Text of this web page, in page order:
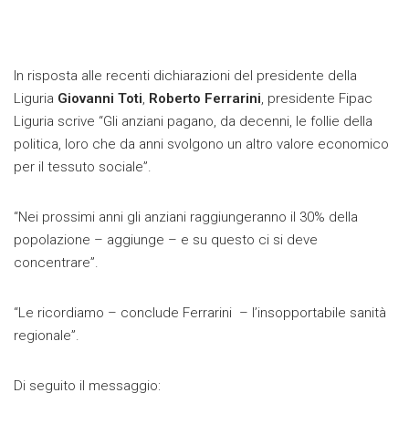
In risposta alle recenti dichiarazioni del presidente della
Liguria Giovanni Toti, Roberto Ferrarini, presidente Fipac
Liguria scrive “Gli anziani pagano, da decenni, le follie della
politica, loro che da anni svolgono un altro valore economico
per il tessuto sociale”.
“Nei prossimi anni gli anziani raggiungeranno il 30% della
popolazione – aggiunge – e su questo ci si deve
concentrare”.
“Le ricordiamo – conclude Ferrarini – l’insopportabile sanità
regionale”.
Di seguito il messaggio: